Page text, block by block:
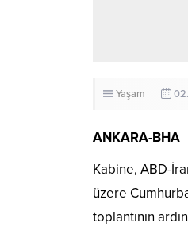
Yaşam
ANKARA-BHA
Kabine, ABD-
üzere
toplantının